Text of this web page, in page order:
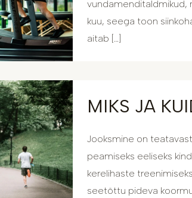
vundamenditaldmikud,
kuu, seega toon
aitab […]
MIKS JA
Jooksmine on
peamiseks eeliseks
kerelihaste
seetõttu pideva